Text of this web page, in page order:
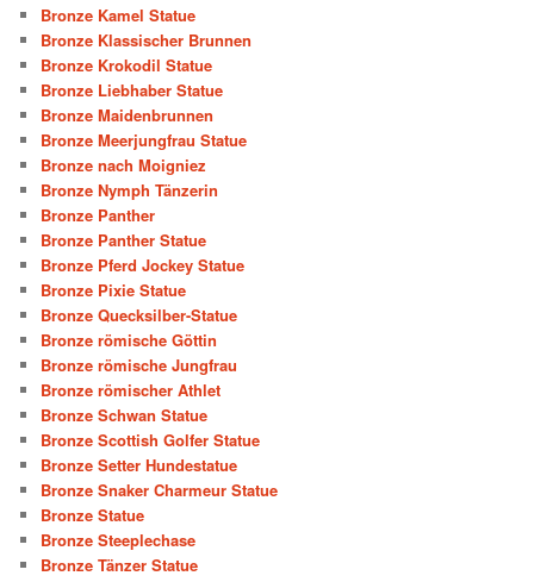
Bronze Kamel Statue
Bronze Klassischer Brunnen
Bronze Krokodil Statue
Bronze Liebhaber Statue
Bronze Maidenbrunnen
Bronze Meerjungfrau Statue
Bronze nach Moigniez
Bronze Nymph Tänzerin
Bronze Panther
Bronze Panther Statue
Bronze Pferd Jockey Statue
Bronze Pixie Statue
Bronze Quecksilber-Statue
Bronze römische Göttin
Bronze römische Jungfrau
Bronze römischer Athlet
Bronze Schwan Statue
Bronze Scottish Golfer Statue
Bronze Setter Hundestatue
Bronze Snaker Charmeur Statue
Bronze Statue
Bronze Steeplechase
Bronze Tänzer Statue